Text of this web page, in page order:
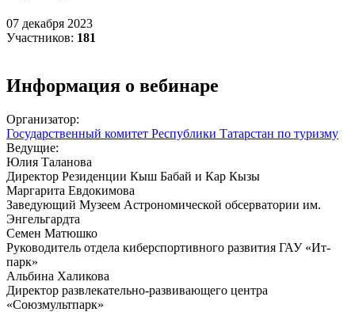
07 декабря 2023
Участников: 181
Информация о вебинаре
Организатор:
Государственный комитет Республики Татарстан по туризму
Ведущие:
Юлия Таланова
Директор Резиденции Кыш Бабай и Кар Кызы
Маргарита Евдокимова
Заведующий Музеем Астрономической обсерватории им.
Энгельгардта
Семен Матюшко
Руководитель отдела киберспортивного развития ГАУ «Ит-
парк»
Альбина Халикова
Директор развлекательно-развивающего центра
«Союзмультпарк»